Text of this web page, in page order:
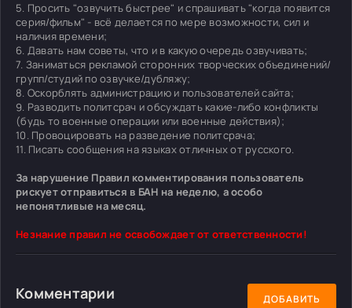
5. Просить "озвучить быстрее" и спрашивать "когда появится
серия/фильм" - всё делается по мере возможности, сил и
наличия времени;
6. Давать нам советы, что и в какую очередь озвучивать;
7. Заниматься рекламой сторонних творческих объединений/
групп/студий по озвучке/дубляжу;
8. Оскорблять администрацию и пользователей сайта;
9. Разводить политсрач и обсуждать какие-либо конфликты
(будь то военные операции или военные действия);
10. Провоцировать на разведение политсрача;
11. Писать сообщения на языках отличных от русского.
За нарушение Правил комментирования пользователь
рискует отправиться в БАН на неделю, а особо
непонятливые на месяц.
Незнание правил не освобождает от ответственности!
Комментарии ДОБАВИТЬ